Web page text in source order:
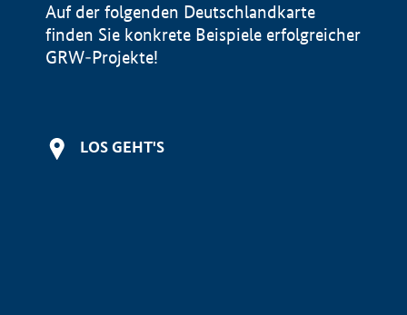
Auf der folgenden Deutschlandkarte
finden Sie konkrete Beispiele erfolgreicher
GRW-Projekte!
LOS GEHT'S